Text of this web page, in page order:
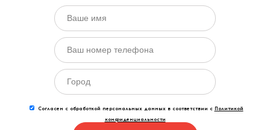
Согласен с обработкой персональных данных в соответствии с Политикой
конфиденциальности